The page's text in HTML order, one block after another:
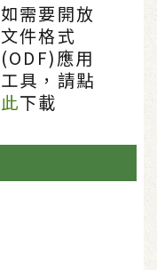
如需要開放
文件格式
(ODF)應用
工具，請點
此下載